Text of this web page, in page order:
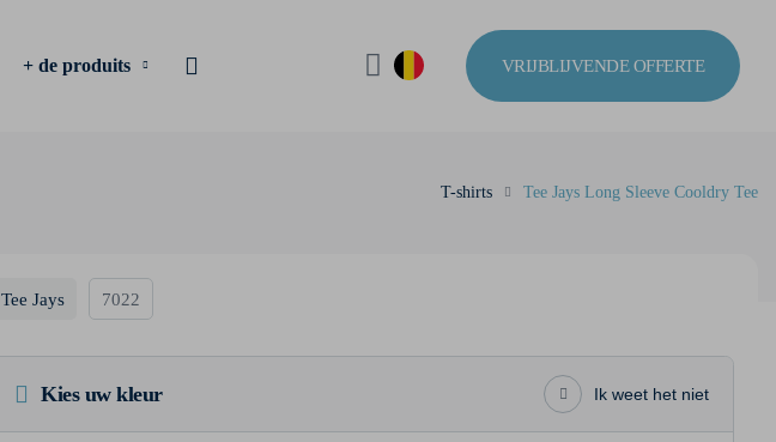
+ de produits VRIJBLIJVENDE OFFERTE
T-shirts Tee Jays Long Sleeve Cooldry Tee
Tee Jays 7022
Kies uw kleur Ik weet het niet